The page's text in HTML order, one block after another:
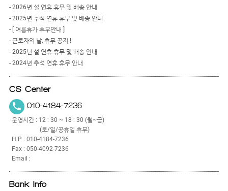
- 2026년 설 연휴 휴무 및 배송 안내
- 2025년 추석 연휴 휴무 및 배송 안내
- [ 여름휴가 휴무안내 ]
- 근로자의 날, 휴무 공지 !
- 2025년 설 연휴 휴무 및 배송 안내
- 2024년 추석 연휴 휴무 안내
CS Center
010-4184-7236
운영시간 : 12 : 30 ~ 18 : 30 (월~금)
(토/일/공휴일 휴무)
H.P : 010-4184-7236
Fax : 050-4092-7236
Email :
Bank Info